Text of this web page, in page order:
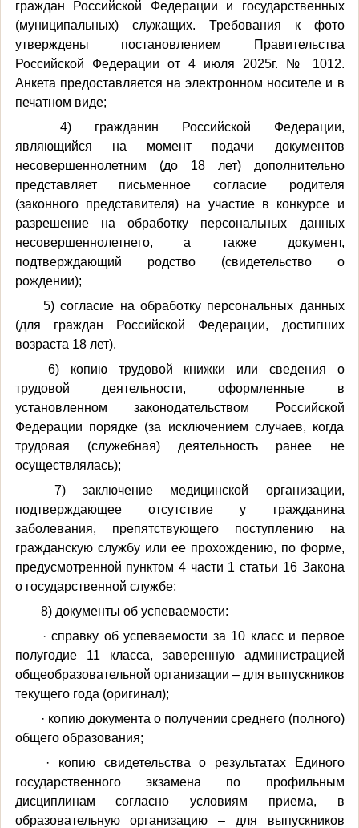
граждан Российской Федерации и государственных
(муниципальных) служащих. Требования к фото
утверждены постановлением Правительства
Российской Федерации от 4 июля 2025г. № 1012.
Анкета предоставляется на электронном носителе и в
печатном виде;
4) гражданин Российской Федерации,
являющийся на момент подачи документов
несовершеннолетним (до 18 лет) дополнительно
представляет письменное согласие родителя
(законного представителя) на участие в конкурсе и
разрешение на обработку персональных данных
несовершеннолетнего, а также документ,
подтверждающий родство (свидетельство о
рождении);
5) согласие на обработку персональных данных
(для граждан Российской Федерации, достигших
возраста 18 лет).
6) копию трудовой книжки или сведения о
трудовой деятельности, оформленные в
установленном законодательством Российской
Федерации порядке (за исключением случаев, когда
трудовая (служебная) деятельность ранее не
осуществлялась);
7) заключение медицинской организации,
подтверждающее отсутствие у гражданина
заболевания, препятствующего поступлению на
гражданскую службу или ее прохождению, по форме,
предусмотренной пунктом 4 части 1 статьи 16 Закона
о государственной службе;
8) документы об успеваемости:
· справку об успеваемости за 10 класс и первое
полугодие 11 класса, заверенную администрацией
общеобразовательной организации – для выпускников
текущего года (оригинал);
· копию документа о получении среднего (полного)
общего образования;
· копию свидетельства о результатах Единого
государственного экзамена по профильным
дисциплинам согласно условиям приема, в
образовательную организацию – для выпускников